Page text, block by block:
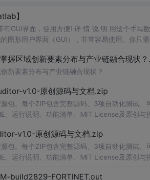
】
GUI界面，使用方便! 详 情 说 明 用这个手写
图形用户界面（GUI），非常容易使用。你只
握区域创新要素分布与产业链融合现状
新要素分布与产业链融合现状？
v1.0-原创源码与文档.zip
包。每个ZIP包含完整源码、3项自动化测试
、运行说明、功能清单、MIT License及原创与
受限素材。适合前端开发、AI应用工程、测试
v1.0-原创源码与文档.zip
包。每个ZIP包含完整源码、3项自动化测试
、运行说明、功能清单、MIT License及原创与
受限素材。适合前端开发、AI应用工程、测试
build2829-FORTINET.out